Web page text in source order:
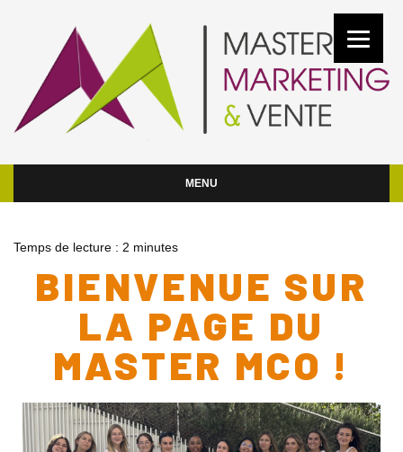
MENU
Temps de lecture : 2 minutes
BIENVENUE SUR
LA PAGE DU
MASTER MCO !